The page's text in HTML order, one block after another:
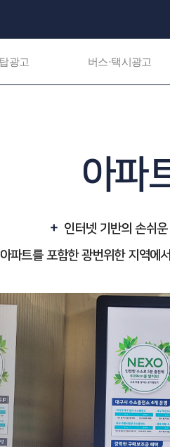
광고 버스·택시광고
아파
인터넷 기반의 손쉬
파트를 포함한 광번위한 지역에